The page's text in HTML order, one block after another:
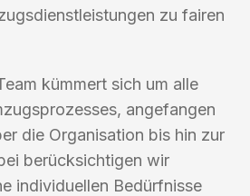
zu fairen
kümmert sich um alle
angefangen
die Organisation bis hin zur
berücksichtigen wir
individuellen Bedürfnisse